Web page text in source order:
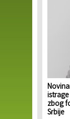
zbog
Srbije